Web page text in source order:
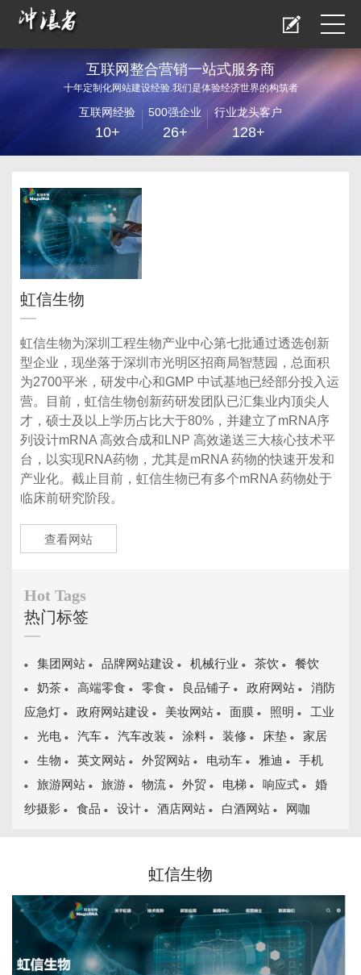
互联网整合营销一站式服务商
十年定制化网站建设经验.我们是体验经济世界的构筑者
互联网经验
10+
500强企业
26+
行业龙头客户
128+
虹信生物
虹信生物为深圳工程生物产业中心第七批通过透选创新
型企业，现坐落于深圳市光明区招商局智慧园，总面积
为2700平米，研发中心和GMP 中试基地已经部分投入运
营。目前，虹信生物创新药研发团队已汇集业内顶尖人
才，硕士及以上学历占比大于80%，并建立了mRNA序
列设计mRNA 高效合成和LNP 高效递送三大核心技术平
台，以实现RNA药物，尤其是mRNA 药物的快速开发和
产业化。截止目前，虹信生物已有多个mRNA 药物处于
临床前研究阶段。
查看网站
Hot Tags
热门标签
集团网站 品牌网站建设 机械行业 茶饮
餐饮
奶茶
高端零食 零食 良品铺子 政府网站
消防
应急灯
政府网站建设 美妆网站 面膜 照明
工业
光电
汽车 汽车改装 涂料 装修 床垫
家居
生物
英文网站 外贸网站 电动车 雅迪
手机
旅游网站
旅游 物流 外贸 电梯 响应式
婚
纱摄影
食品 设计 酒店网站 白酒网站 网咖
虹信生物